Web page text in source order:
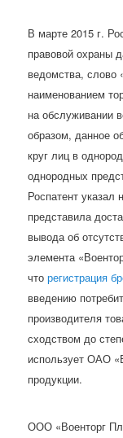
В марте 2015 г.
правовой охраны
ведомства, слово
наименованием
на обслуживании
образом, данное
круг лиц в
однородных
Роспатент указал
представила
вывода об
элемента
чторегистрация
введению
производителя
сходством до
использует ОАО
продукции.
ООО «Военторг